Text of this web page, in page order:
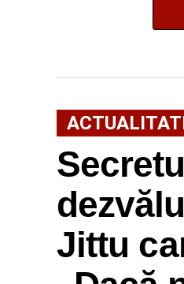
Jittu